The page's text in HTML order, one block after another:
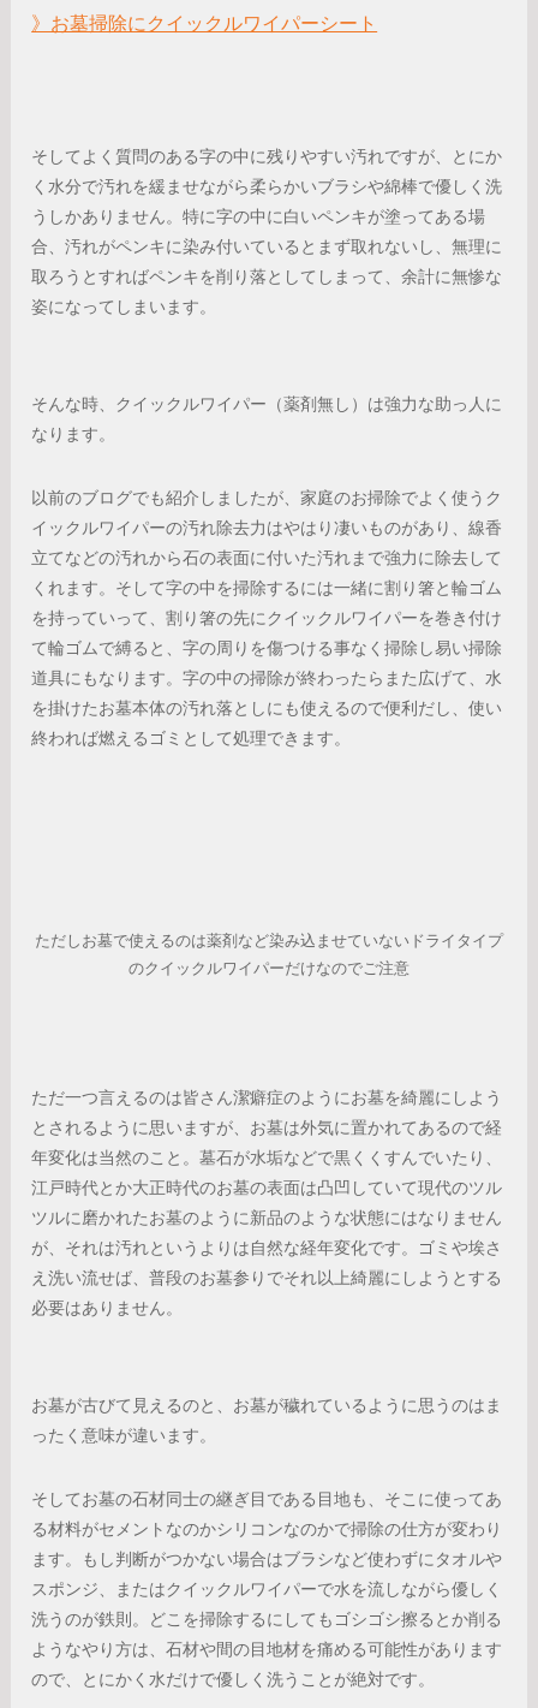
》お墓掃除にクイックルワイパーシート
そしてよく質問のある字の中に残りやすい汚れですが、とにか
く水分で汚れを緩ませながら柔らかいブラシや綿棒で優しく洗
うしかありません。特に字の中に白いペンキが塗ってある場
合、汚れがペンキに染み付いているとまず取れないし、無理に
取ろうとすればペンキを削り落としてしまって、余計に無惨な
姿になってしまいます。
そんな時、クイックルワイパー（薬剤無し）は強力な助っ人に
なります。
以前のブログでも紹介しましたが、家庭のお掃除でよく使うク
イックルワイパーの汚れ除去力はやはり凄いものがあり、線香
立てなどの汚れから石の表面に付いた汚れまで強力に除去して
くれます。そして字の中を掃除するには一緒に割り箸と輪ゴム
を持っていって、割り箸の先にクイックルワイパーを巻き付け
て輪ゴムで縛ると、字の周りを傷つける事なく掃除し易い掃除
道具にもなります。字の中の掃除が終わったらまた広げて、水
を掛けたお墓本体の汚れ落としにも使えるので便利だし、使い
終われば燃えるゴミとして処理できます。
ただしお墓で使えるのは薬剤など染み込ませていないドライタイプ
のクイックルワイパーだけなのでご注意
ただ一つ言えるのは皆さん潔癖症のようにお墓を綺麗にしよう
とされるように思いますが、お墓は外気に置かれてあるので経
年変化は当然のこと。墓石が水垢などで黒くくすんでいたり、
江戸時代とか大正時代のお墓の表面は凸凹していて現代のツル
ツルに磨かれたお墓のように新品のような状態にはなりません
が、それは汚れというよりは自然な経年変化です。ゴミや埃さ
え洗い流せば、普段のお墓参りでそれ以上綺麗にしようとする
必要はありません。
お墓が古びて見えるのと、お墓が穢れているように思うのはま
ったく意味が違います。
そしてお墓の石材同士の継ぎ目である目地も、そこに使ってあ
る材料がセメントなのかシリコンなのかで掃除の仕方が変わり
ます。もし判断がつかない場合はブラシなど使わずにタオルや
スポンジ、またはクイックルワイパーで水を流しながら優しく
洗うのが鉄則。どこを掃除するにしてもゴシゴシ擦るとか削る
ようなやり方は、石材や間の目地材を痛める可能性があります
ので、とにかく水だけで優しく洗うことが絶対です。